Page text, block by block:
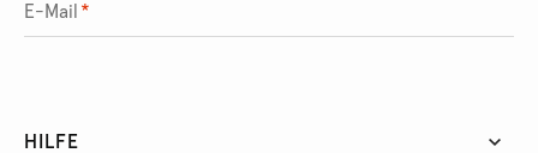
E-Mail *
HILFE